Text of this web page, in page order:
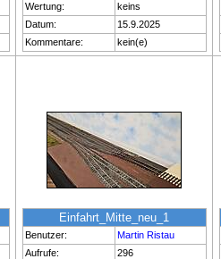
Wertung:
keins
Datum:
15.9.2025
Kommentare:
kein(e)
Einfahrt_Mitte_neu_1
Benutzer:
Martin Ristau
Aufrufe:
296